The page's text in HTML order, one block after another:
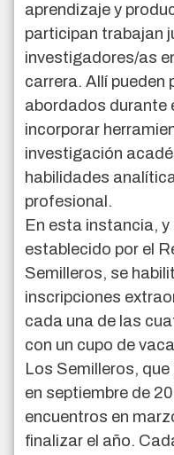
aprendizaje y
participan trabajan
investigadores/as
carrera. Allí
abordados durante
incorporar
investigación
habilidades
profesional.
En esta instancia, y
establecido por el
Semilleros, se
inscripciones
cada una de las
con un cupo de
Los Semilleros,
en septiembre de
encuentros en
finalizar el año.